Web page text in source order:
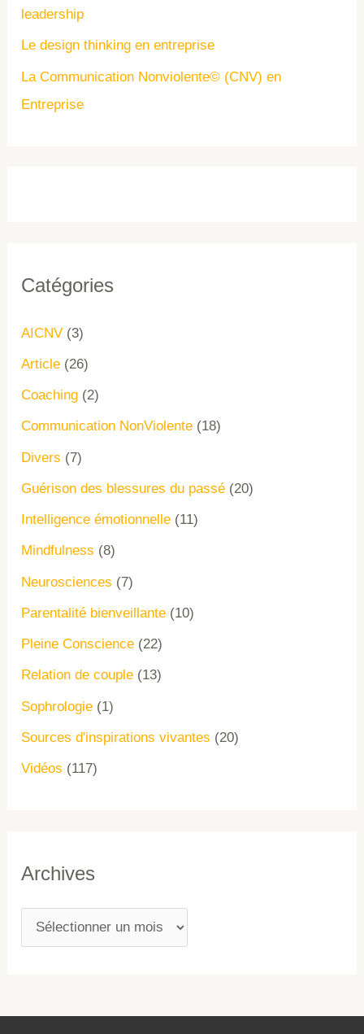
leadership
Le design thinking en entreprise
La Communication Nonviolente© (CNV) en
Entreprise
Catégories
AICNV (3)
Article (26)
Coaching (2)
Communication NonViolente (18)
Divers (7)
Guérison des blessures du passé (20)
Intelligence émotionnelle (11)
Mindfulness (8)
Neurosciences (7)
Parentalité bienveillante (10)
Pleine Conscience (22)
Relation de couple (13)
Sophrologie (1)
Sources d'inspirations vivantes (20)
Vidéos (117)
Archives